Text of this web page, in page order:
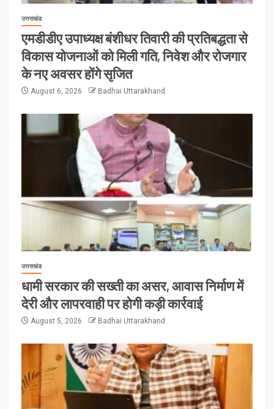
उत्तराखंड
एमडीडीए उपाध्यक्ष बंशीधर तिवारी की प्रतिबद्धता से
विकास योजनाओं को मिली गति, निवेश और रोजगार
के नए अवसर होंगे सृजित
August 6, 2026 Badhai Uttarakhand
उत्तराखंड
धामी सरकार की सख्ती का असर, आवास निर्माण में
देरी और लापरवाही पर होगी कड़ी कार्रवाई
August 5, 2026 Badhai Uttarakhand